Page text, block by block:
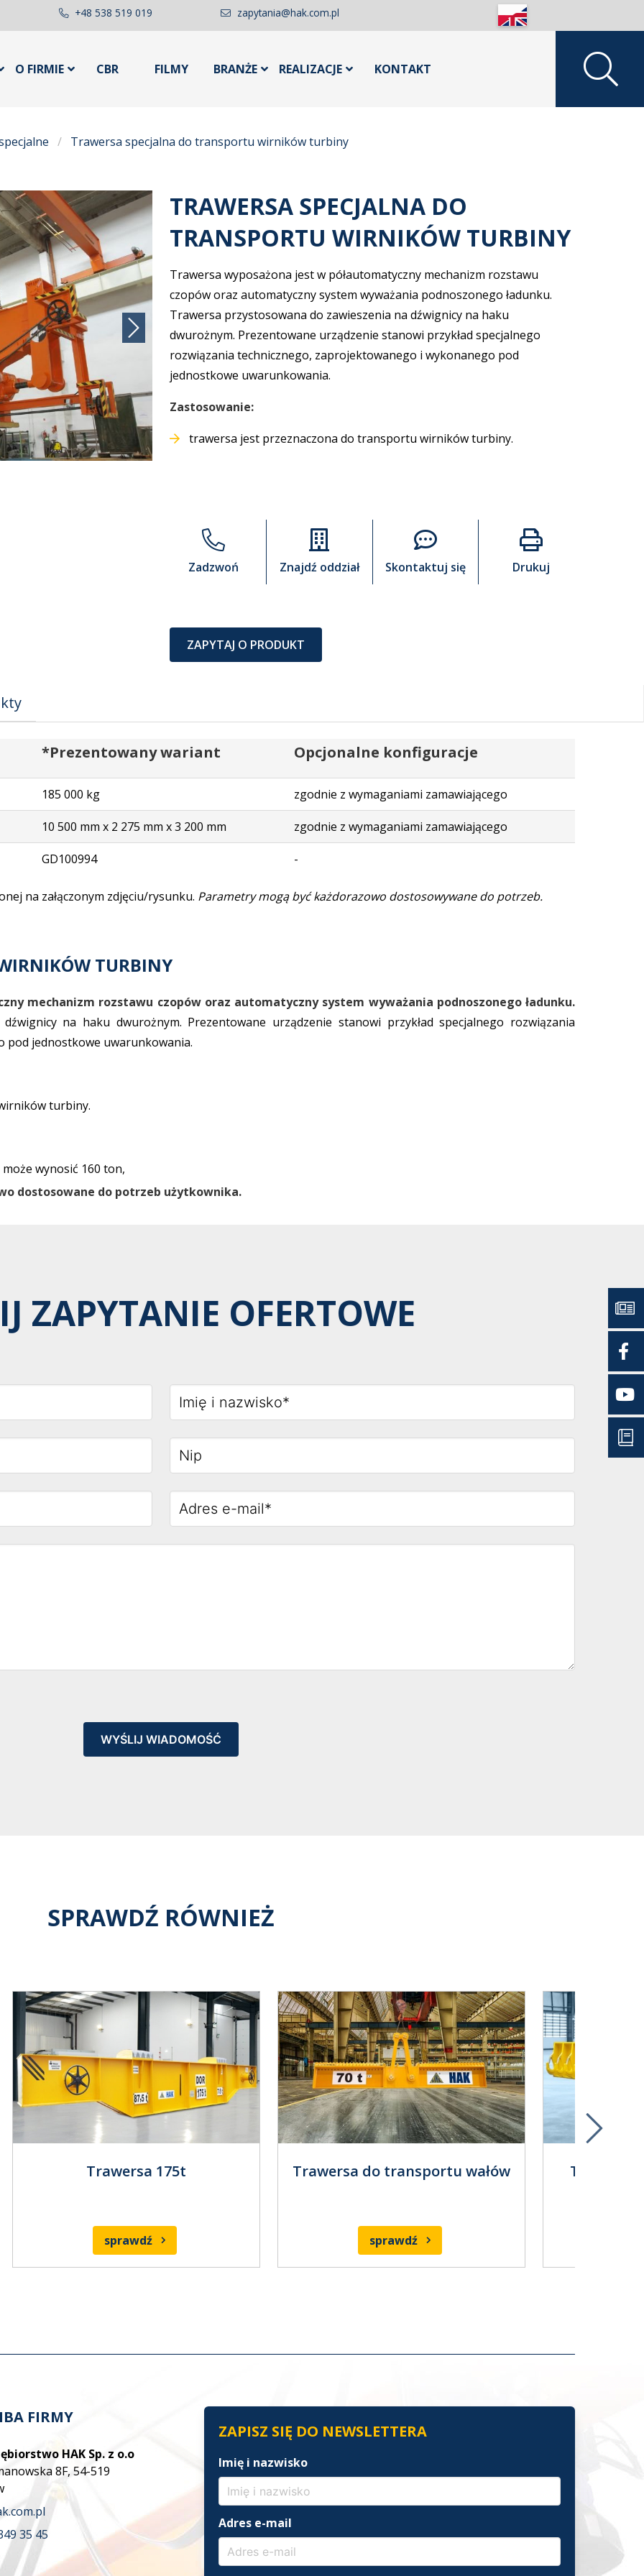
+48 538 519 019 zapytania@hak.com.pl
O FIRMIE CBR FILMY BRANŻE REALIZACJE KONTAKT
Trawersa specjalna do transportu wirników turbiny
TRAWERSA SPECJALNA DO
TRANSPORTU WIRNIKÓW TURBINY
Trawersa wyposażona jest w półautomatyczny mechanizm rozstawu
czopów oraz automatyczny system wyważania podnoszonego ładunku.
Trawersa przystosowana do zawieszenia na dźwignicy na haku
dwurożnym. Prezentowane urządzenie stanowi przykład specjalnego
rozwiązania technicznego, zaprojektowanego i wykonanego pod
jednostkowe uwarunkowania.
Zastosowanie:
trawersa jest przeznaczona do transportu wirników turbiny.
Zadzwoń Znajdź oddział Skontaktuj się Drukuj
ZAPYTAJ O PRODUKT
*Prezentowany wariant Opcjonalne konfiguracje
185 000 kg zgodnie z wymaganiami zamawiającego
10 500 mm x 2 275 mm x 3 200 mm zgodnie z wymaganiami zamawiającego
GD100994 -
na załączonym zdjęciu/rysunku. Parametry mogą być każdorazowo dostosowywane do potrzeb.
TURBINY
mechanizm rozstawu czopów oraz automatyczny system wyważania podnoszonego ładunku.
na haku dwurożnym. Prezentowane urządzenie stanowi przykład specjalnego rozwiązania
pod jednostkowe uwarunkowania.
turbiny.
wynosić 160 ton,
dostosowane do potrzeb użytkownika.
ZAPYTANIE OFERTOWE
WYŚLIJ WIADOMOŚĆ
SPRAWDŹ RÓWNIEŻ
Trawersa 175t
sprawdź
Trawersa do transportu wałów
sprawdź
Trawersa
FIRMY
HAK Sp. z o.o
8F, 54-519
35 45
ZAPISZ SIĘ DO NEWSLETTERA
Imię i nazwisko
Adres e-mail